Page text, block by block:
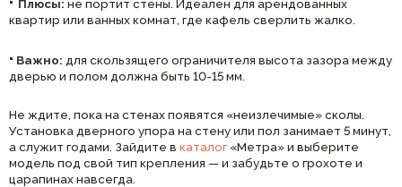
Плюсы: не портит стены. Идеален для арендованных
квартир или ванных комнат, где кафель сверлить жалко.
· Важно: для скользящего ограничителя высота зазора между
дверью и полом должна быть 10-15 мм.
Не ждите, пока на стенах появятся «неизлечимые» сколы.
Установка дверного упора на стену или пол занимает 5 минут,
а служит годами. Зайдите в каталог «Метра» и выберите
модель под свой тип крепления — и забудьте о грохоте и
царапинах навсегда.